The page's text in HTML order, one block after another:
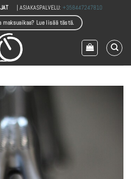
| ASIAKASPALVELU:+358447247810
maksuaikaa? Lue lisää tästä.